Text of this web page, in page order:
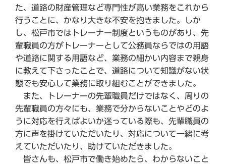
た、道路の財産管理など専門性が高い業務をこれから
行うことに、かなり大きな不安を抱きました。しか
し、松戸市ではトレーナー制度というものがあり、先
輩職員の方がトレーナーとして公務員ならではの用語
や道路に関する用語など、業務の細かい内容まで親身
に教えて下さったことで、道路について知識がない状
態でも安心して業務に取り組むことができました。
また、トレーナーの先輩職員だけではなく、周りの
先輩職員の方々にも、業務で分からないことやどのよ
うに対応を行えばよいか迷っている際も、先輩職員の
方に声を掛けていただいたり、対応について一緒に考
えていただいたり、助けていただきました。
皆さんも、松戸市で働き始めたら、わからないこと